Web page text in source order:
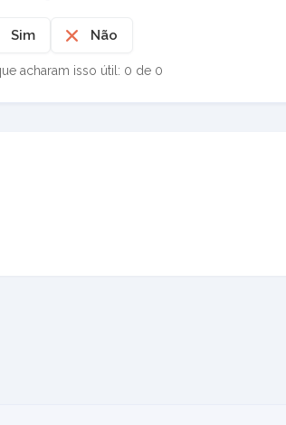
Sim Não
acharam isso útil: 0 de 0